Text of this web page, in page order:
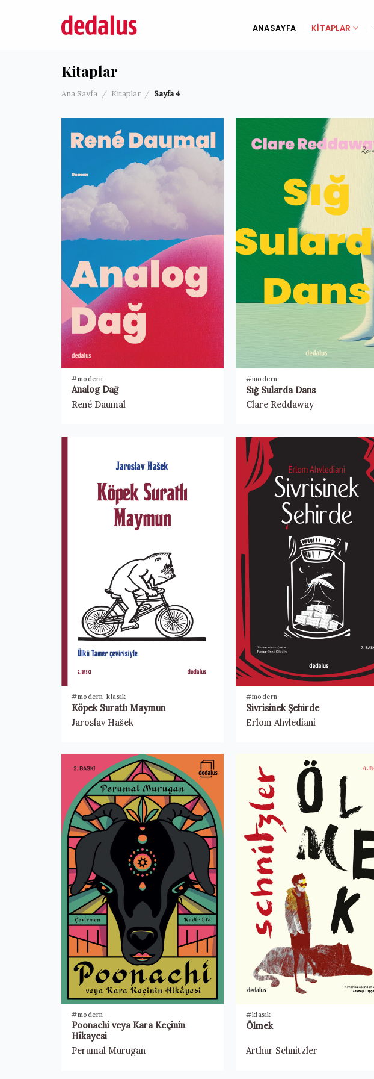
ANASAYFA KITAPLAR
Kitaplar
Ana Sayfa / Kitaplar / Sayfa 4
#modern
Analog Dağ
René Daumal
#modern
Sığ Sularda Dans
Clare Reddaway
#modern-klasik
Köpek Suratlı Maymun
Jaroslav Hašek
#modern
Sivrisinek Şehirde
Erlom Ahvlediani
#modern
Poonachi veya Kara Keçinin
Hikayesi
Perumal Murugan
#klasik
Ölmek
Arthur Schnitzler